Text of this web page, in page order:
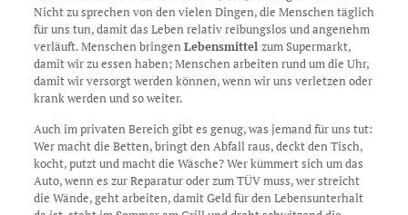
Nicht zu sprechen von den vielen Dingen, die Menschen täglich
für uns tun, damit das Leben relativ reibungslos und angenehm
verläuft. Menschen bringenLebensmittel zum Supermarkt,
damit wir zu essen haben; Menschen arbeiten rund um die Uhr,
damit wir versorgt werden können, wenn wir uns verletzen oder
krank werden und so weiter.
Auch im privaten Bereich gibt es genug, was jemand für uns tut:
Wer macht die Betten, bringt den Abfall raus, deckt den Tisch,
kocht, putzt und macht die Wäsche? Wer kümmert sich um das
Auto, wenn es zur Reparatur oder zum TÜV muss, wer streicht
die Wände, geht arbeiten, damit Geld für den Lebensunterhalt